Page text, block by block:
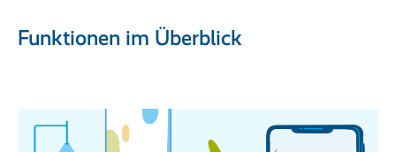
Funktionen im Überblick